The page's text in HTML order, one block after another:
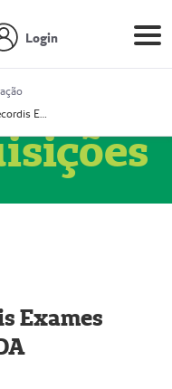
Login
Prestador Decordis Exames Cardiológicos LTDA (51004346-0)
Exames